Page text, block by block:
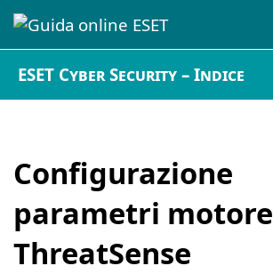
ESET Cyber Security – Indice
Configurazione
parametri motore
ThreatSense